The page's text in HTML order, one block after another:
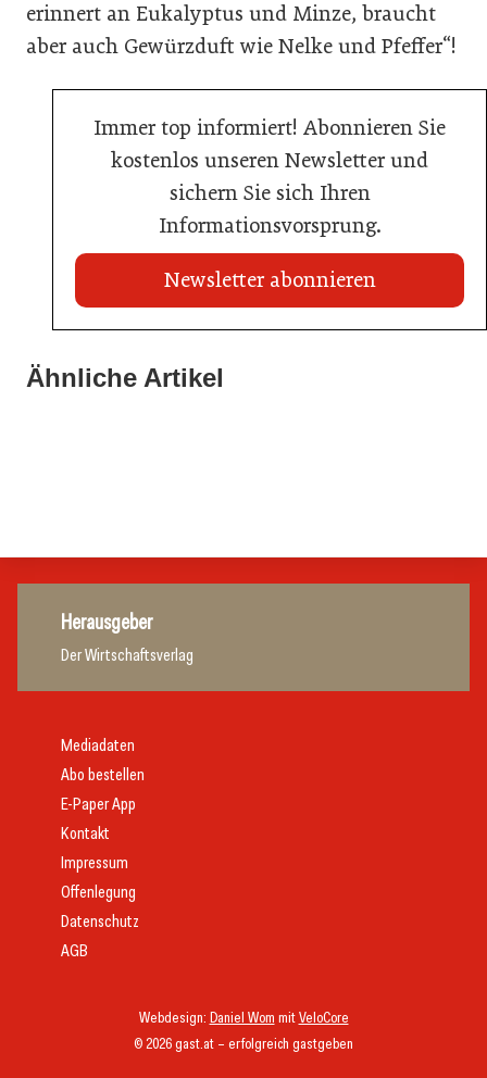
erinnert an Eukalyptus und Minze, braucht
aber auch Gewürzduft wie Nelke und Pfeffer“!
Immer top informiert! Abonnieren Sie
kostenlos unseren Newsletter und
sichern Sie sich Ihren
Informationsvorsprung.
Newsletter abonnieren
Ähnliche Artikel
War die Fußball-WM 2026 für Ihren Betrieb ein
21. Juli 2026
Stipendium für Nachwuchstalent in der Wiener
Herausgeber
Der Wirtschaftsverlag
© 2026 gast.at – erfolgreich gastgeben
Webdesign: Daniel Wom mitVeloCore
Mediadaten
Abo bestellen
E-Paper App
Kontakt
Impressum
Offenlegung
Datenschutz
AGB